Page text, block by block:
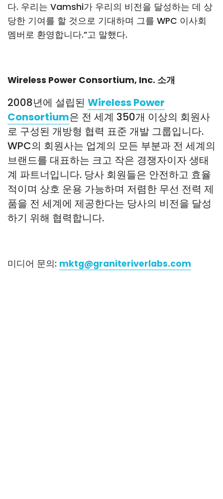
다. 우리는 Vamshi가 우리의 비전을 달성하는 데 상
당한 기여를 할 것으로 기대하며 그를 WPC 이사회
멤버로 환영합니다.”고 말했다.
Wireless Power Consortium, Inc. 소개
2008년에 설립된 Wireless Power
Consortium은 전 세계 350개 이상의 회원사
로 구성된 개방형 협력 표준 개발 그룹입니다.
WPC의 회원사는 업계의 모든 부분과 전 세계의
브랜드를 대표하는 크고 작은 경쟁자이자 생태
계 파트너입니다. 당사 회원들은 안전하고 효율
적이며 상호 운용 가능하며 저렴한 무선 전력 제
품을 전 세계에 제공한다는 당사의 비전을 달성
하기 위해 협력합니다.
미디어 문의: mktg@graniteriverlabs.com